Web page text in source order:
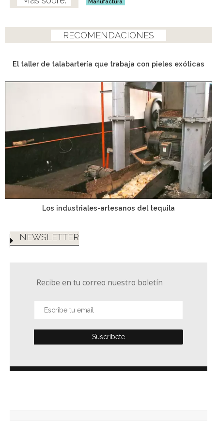
Manufactura
RECOMENDACIONES
El taller de talabartería que trabaja con pieles exóticas
Los industriales-artesanos del tequila
NEWSLETTER
Recibe en tu correo nuestro boletín